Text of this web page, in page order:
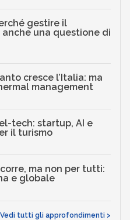
gestire il
una questione di
cresce l’Italia: ma
management
tech: startup, AI e
il turismo
corre, ma non per tutti:
e globale
Vedi tutti gli approfondimenti >